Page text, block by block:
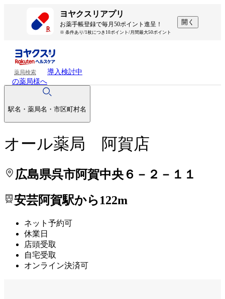
ヨヤクスリアプリ
お薬手帳登録で毎月50ポイント進呈！
※ 条件あり/1枚につき10ポイント/月間最大50ポイント
開く
薬局検索
導入検討中
の薬局様へ
駅名・薬局名・市区町村名
オール薬局 阿賀店
広島県呉市阿賀中央６－２－１１
安芸阿賀駅から122m
ネット予約可
休業日
店頭受取
自宅受取
オンライン決済可
処方せんを送って待ち時間を短く！
処方せんを送って待ち時間を短く！